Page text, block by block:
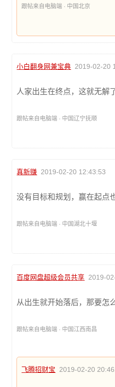
跟帖来自电脑端 · 中国北京
小白翻身网兼宝典 2019-02-20
人家出生在终点，这就无解
跟帖来自电脑端 · 中国辽宁抚顺
真新赚 2019-02-20 12:43:53
没有目标和规划，赢在起点
跟帖来自电脑端 · 中国湖北十堰
百度网盘超级会员共享 2019-
从出生就开始落后，那要怎
跟帖来自电脑端 · 中国江西南昌
飞腾招财宝 2019-02-20